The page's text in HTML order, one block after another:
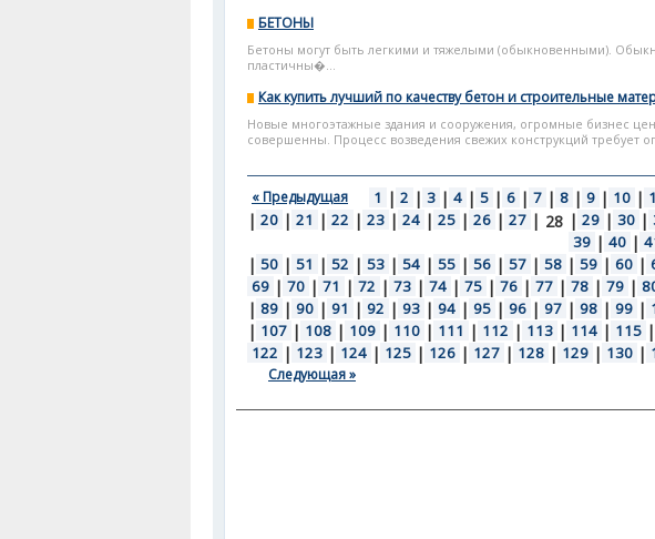
БЕТОНЫ
Бетоны могут быть легкими и тяжелыми (обыкновенными).
пластичны�...
Как купить лучший по качеству бетон и строительные
Новые многоэтажные здания и сооружения, огромные бизнес
совершенны. Процесс возведения свежих конструкций требует
« Предыдущая 1 | 2 | 3 | 4 | 5 | 6 | 7 | 8 | 9 | 10 |
| 20 | 21 | 22 | 23 | 24 | 25 | 26 | 27 | 28 | 29 | 30 |
39 | 40 |
| 50 | 51 | 52 | 53 | 54 | 55 | 56 | 57 | 58 | 59 | 60 |
69 | 70 | 71 | 72 | 73 | 74 | 75 | 76 | 77 | 78 | 79 |
| 89 | 90 | 91 | 92 | 93 | 94 | 95 | 96 | 97 | 98 | 99 |
| 107 | 108 | 109 | 110 | 111 | 112 | 113 | 114 | 115 |
122 | 123 | 124 | 125 | 126 | 127 | 128 | 129 | 130 |
Следующая »